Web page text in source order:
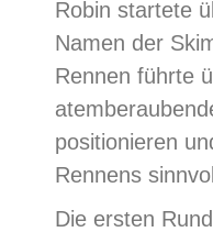
Robin startete
Namen der
Rennen führte
positionieren
Rennens
Die ersten